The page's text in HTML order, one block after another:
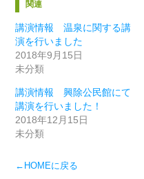
関連
講演情報 温泉に関する講
演を行いました
2018年9月15日
未分類
講演情報 興除公民館にて
講演を行いました！
2018年12月15日
未分類
←HOMEに戻る